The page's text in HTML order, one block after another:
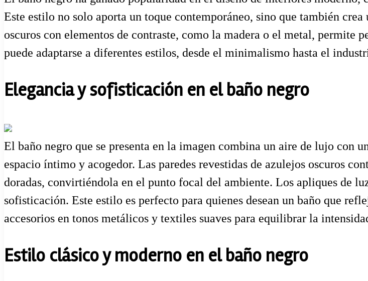
Este estilo no solo aporta un toque contemporáneo, sino que también
oscuros con elementos de contraste, como la madera o el metal, permite
puede adaptarse a diferentes estilos, desde el minimalismo hasta el
Elegancia y sofisticación en el baño negro
El baño negro que se presenta en la imagen combina un aire de lujo con
espacio íntimo y acogedor. Las paredes revestidas de azulejos oscuros
doradas, convirtiéndola en el punto focal del ambiente. Los apliques de
sofisticación. Este estilo es perfecto para quienes desean un baño que
accesorios en tonos metálicos y textiles suaves para equilibrar la
Estilo clásico y moderno en el baño negro